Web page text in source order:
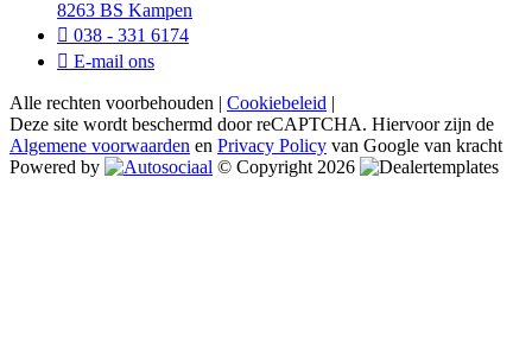
8263 BS Kampen
038 - 331 6174
E-mail ons
Alle rechten voorbehouden | Cookiebeleid |
Deze site wordt beschermd door reCAPTCHA. Hiervoor zijn de
Algemene voorwaarden en Privacy Policy van Google van kracht
Powered by
© Copyright 2026